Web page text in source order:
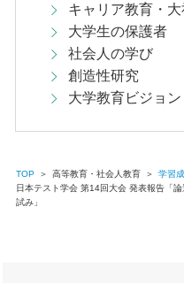
キャリア教育・
大学生の保護者
社会人の学び
創造性研究
大学教育ビジョン
TOP ＞ 高等教育・社会人教育 ＞ 学習
日本テスト学会 第14回大会 発表報告「
試み」